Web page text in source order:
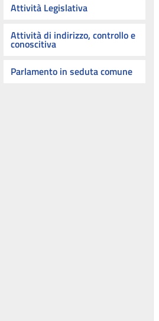
Attività Legislativa
Attività di indirizzo, controllo e
conoscitiva
Parlamento in seduta comune